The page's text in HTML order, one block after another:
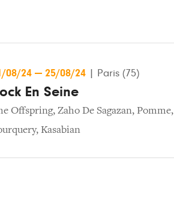
08/24 — 25/08/24 Paris (75)
En Seine
Offspring, Zaho De Sagazan, Pomme,
, Kasabian